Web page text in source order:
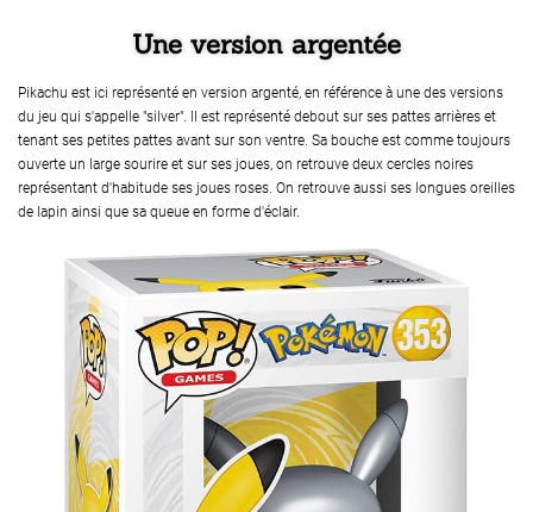
Une version argentée
Pikachu est ici représenté en version argenté, en référence à une des versions
du jeu qui s'appelle "silver". Il est représenté debout sur ses pattes arrières et
tenant ses petites pattes avant sur son ventre. Sa bouche est comme toujours
ouverte un large sourire et sur ses joues, on retrouve deux cercles noires
représentant d'habitude ses joues roses. On retrouve aussi ses longues oreilles
de lapin ainsi que sa queue en forme d'éclair.